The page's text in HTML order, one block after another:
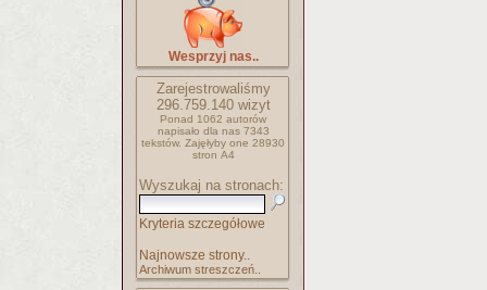
Wesprzyj nas..
Zarejestrowaliśmy
296.759.140wizyt
Ponad 1062 autorów
napisało dla nas 7343
tekstów. Zajęłyby one 28930
stron A4
Wyszukaj na stronach:
Kryteria szczegółowe
Najnowsze strony..
Archiwum streszczeń..